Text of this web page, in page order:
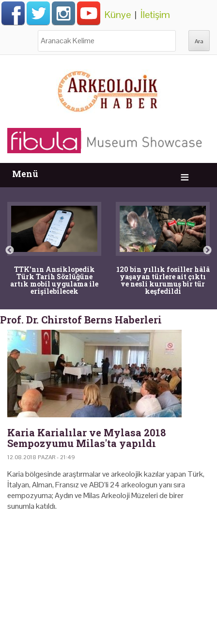
Künye | İletişim
Menü
TTK'nın Ansiklopedik
Türk Tarih Sözlüğüne
artık mobil uygulama ile
erişilebilecek
120 bin yıllık fosiller hâlâ
yaşayan türlere ait çıktı
ve nesli kurumuş bir tür
keşfedildi
Prof. Dr. Chirstof Berns Haberleri
Karia Karialılar ve Mylasa 2018
Sempozyumu Milas'ta yapıldı
12.08.2018 PAZAR - 21:49
Karia bölgesinde araştırmalar ve arkeolojik kazılar yapan Türk,
İtalyan, Alman, Fransız ve ABD’li 24 arkeologun yanı sıra
eempozyuma; Aydın ve Milas Arkeoloji Müzeleri de birer
sunumla katıldı.